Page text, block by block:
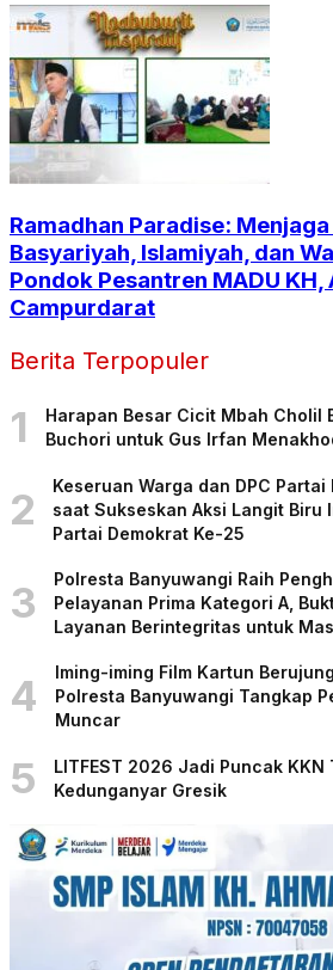
Ramadhan Paradise:
Basyariyah, Islamiyah, dan
Pondok Pesantren MADU KH,
Campurdarat
Berita Terpopuler
1
Harapan Besar Cicit Mbah Cholil
Buchori untuk Gus Irfan
2
Keseruan Warga dan DPC Partai
saat Sukseskan Aksi Langit Biru
Partai Demokrat Ke-25
3
Polresta Banyuwangi Raih
Pelayanan Prima Kategori A,
Layanan Berintegritas untuk
4
Iming-iming Film Kartun
Polresta Banyuwangi Tangkap
Muncar
5
LITFEST 2026 Jadi Puncak
Kedunganyar Gresik